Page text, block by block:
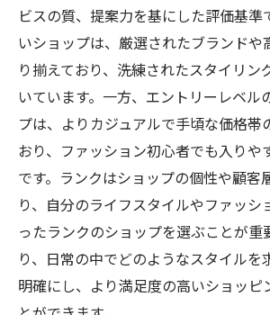
ビスの質、提案力を基にした評価基準
いショップは、厳選されたブランドや
り揃えており、洗練されたスタイリン
いています。一方、エントリーレベル
プは、よりカジュアルで手頃な価格帯
おり、ファッション初心者でも入りや
です。ランクはショップの個性や顧客
り、自分のライフスタイルやファッシ
ったランクのショップを選ぶことが重
り、日常の中でどのようなスタイルを
明確にし、より満足度の高いショッピ